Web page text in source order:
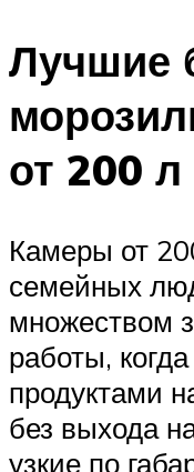
Лучшие
от 200 л
Камеры от
семейных
множеством
работы,
продуктами
без выхода
узкие по